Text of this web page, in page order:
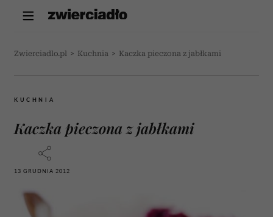
Zwierciadlo.pl > Kuchnia > Kaczka pieczona z jabłkami
KUCHNIA
Kaczka pieczona z jabłkami
13 GRUDNIA 2012